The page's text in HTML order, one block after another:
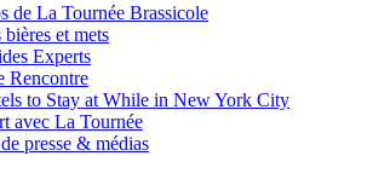
de La Tournée Brassicole
et mets
Experts
Rencontre
to Stay at While in New York City
avec La Tournée
presse & médias